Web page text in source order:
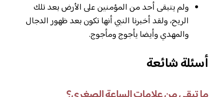
ولم يتبقى أحد من المؤمنين على الأرض بعد تلك
الريح، ولقد أخبرنا النبي أنها تكون بعد ظهور الدجال
والمهدي وأيضا يأجوج ومأجوج.
أسئلة شائعة